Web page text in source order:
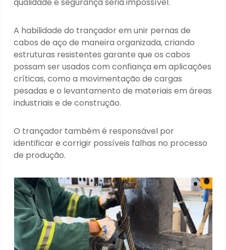
A habilidade do trançador emunir pernas de
cabos de aço de maneira organizada, criando
estruturas resistentes garante que os cabos
possam ser usados com confiança em aplicações
críticas, como a movimentação de cargas
pesadas e o levantamento de materiais em áreas
industriais e de construção.
O trançador também é responsável por
identificar e corrigir possíveis falhas no processo
de produção.